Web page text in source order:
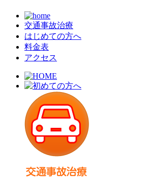
交通事故治療
はじめての方へ
料金表
アクセス